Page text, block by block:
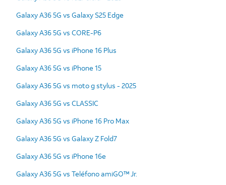
Galaxy A36 5G vs Galaxy S25 Edge
Galaxy A36 5G vs CORE-P6
Galaxy A36 5G vs iPhone 16 Plus
Galaxy A36 5G vs iPhone 15
Galaxy A36 5G vs moto g stylus - 2025
Galaxy A36 5G vs CLASSIC
Galaxy A36 5G vs iPhone 16 Pro Max
Galaxy A36 5G vs Galaxy Z Fold7
Galaxy A36 5G vs iPhone 16e
Galaxy A36 5G vs Teléfono amiGO™ Jr.